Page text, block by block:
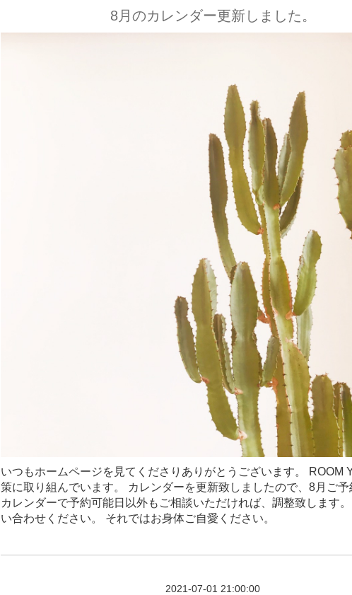
8月のカレンダー更新しました。
いつもホームページを見てくださりありがとうございます。 ROOM
策に取り組んでいます。 カレンダーを更新致しましたので、8月ご予
カレンダーで予約可能日以外もご相談いただければ、調整致します
い合わせください。 それではお身体ご自愛ください。
2021-07-01 21:00:00